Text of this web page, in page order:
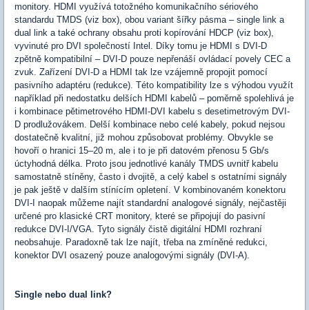
monitory. HDMI využívá totožného komunikačního sériového
standardu TMDS (viz box), obou variant šířky pásma – single link a
dual link a také ochrany obsahu proti kopírování HDCP (viz box),
vyvinuté pro DVI společností Intel. Díky tomu je HDMI s DVI-D
zpětně kompatibilní – DVI-D pouze nepřenáší ovládací povely CEC a
zvuk. Zařízení DVI-D a HDMI tak lze vzájemně propojit pomocí
pasivního adaptéru (redukce). Této kompatibility lze s výhodou využít
například při nedostatku delších HDMI kabelů – poměrně spolehlivá je
i kombinace pětimetrového HDMI-DVI kabelu s desetimetrovým DVI-
D prodlužovákem. Delší kombinace nebo celé kabely, pokud nejsou
dostatečně kvalitní, již mohou způsobovat problémy. Obvykle se
hovoří o hranici 15–20 m, ale i to je při datovém přenosu 5 Gb/s
úctyhodná délka. Proto jsou jednotlivé kanály TMDS uvnitř kabelu
samostatně stíněny, často i dvojitě, a celý kabel s ostatními signály
je pak ještě v dalším stínícím opletení. V kombinovaném konektoru
DVI-I naopak můžeme najít standardní analogové signály, nejčastěji
určené pro klasické CRT monitory, které se připojují do pasivní
redukce DVI-I/VGA. Tyto signály čistě digitální HDMI rozhraní
neobsahuje. Paradoxně tak lze najít, třeba na zmíněné redukci,
konektor DVI osazený pouze analogovými signály (DVI-A).
Single nebo dual link?